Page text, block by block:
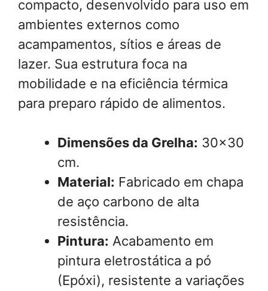
compacto, desenvolvido para uso em
ambientes externos como
acampamentos, sítios e áreas de
lazer. Sua estrutura foca na
mobilidade e na eficiência térmica
para preparo rápido de alimentos.
Dimensões da Grelha: 30×30
cm.
Material: Fabricado em chapa
de aço carbono de alta
resistência.
Pintura: Acabamento em
pintura eletrostática a pó
(Epóxi), resistente a variações